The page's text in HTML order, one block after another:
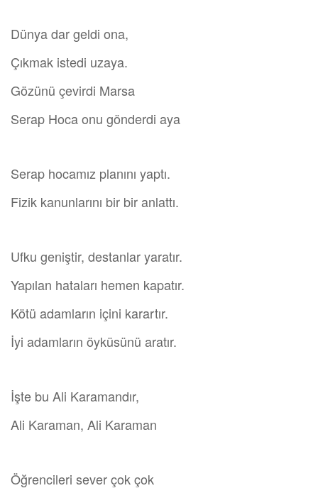
Dünya dar geldi ona,
Çıkmak istedi uzaya.
Gözünü çevirdi Marsa
Serap Hoca onu gönderdi aya
Serap hocamız planını yaptı.
Fizik kanunlarını bir bir anlattı.
Ufku geniştir, destanlar yaratır.
Yapılan hataları hemen kapatır.
Kötü adamların içini karartır.
İyi adamların öyküsünü aratır.
İşte bu Ali Karamandır,
Ali Karaman, Ali Karaman
Öğrencileri sever çok çok